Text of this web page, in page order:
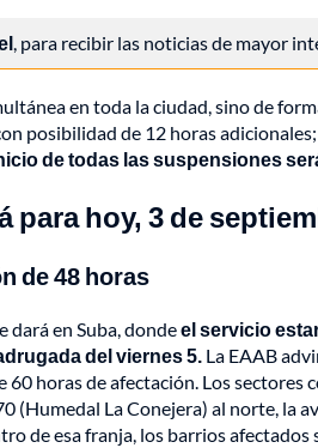
, para recibir las noticias de mayor
en toda la ciudad, sino de
posibilidad de 12 horas
de todas las suspensiones
para hoy, 3 de
de 48 horas
dará en Suba, dondeel servicio
del viernes 5. La EAAB
horas de afectación. Los
(Humedal La Conejera) al norte, la
de esa franja, los barrios afectados